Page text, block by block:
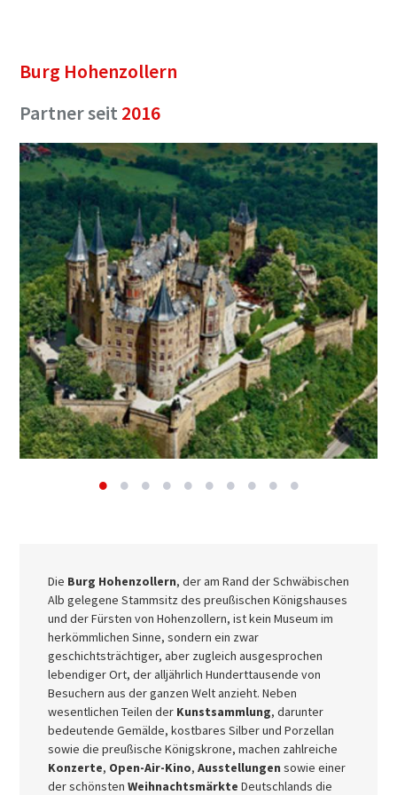
Burg Hohenzollern
Partner seit2016
Die Burg Hohenzollern, der am Rand der Schwäbischen
Alb gelegene Stammsitz des preußischen Königshauses
und der Fürsten von Hohenzollern, ist kein Museum im
herkömmlichen Sinne, sondern ein zwar
geschichtsträchtiger, aber zugleich ausgesprochen
lebendiger Ort, der alljährlich Hunderttausende von
Besuchern aus der ganzen Welt anzieht. Neben
wesentlichen Teilen der Kunstsammlung, darunter
bedeutende Gemälde, kostbares Silber und Porzellan
sowie die preußische Königskrone, machen zahlreiche
Konzerte, Open-Air-Kino, Ausstellungen sowie einer
der schönsten Weihnachtsmärkte Deutschlands die